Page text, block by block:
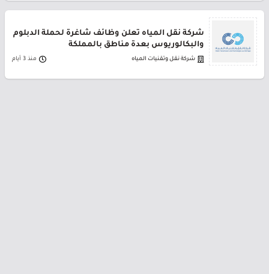
شركة نقل المياه تعلن وظائف شاغرة لحملة الدبلوم
والبكالوريوس بعدة مناطق بالمملكة
شركة نقل وتقنيات المياه منذ 3 أيام